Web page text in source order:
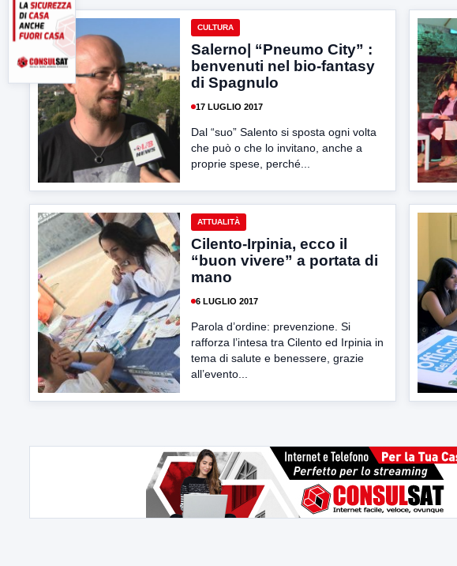
CULTURA
Salerno| “Pneumo City” :
benvenuti nel bio-fantasy
di Spagnulo
17 LUGLIO 2017
Dal “suo” Salento si sposta ogni volta
che può o che lo invitano, anche a
proprie spese, perché...
ATTUALITÀ
Cilento-Irpinia, ecco il
“buon vivere” a portata di
mano
6 LUGLIO 2017
Parola d’ordine: prevenzione. Si
rafforza l’intesa tra Cilento ed Irpinia in
tema di salute e benessere, grazie
all’evento...